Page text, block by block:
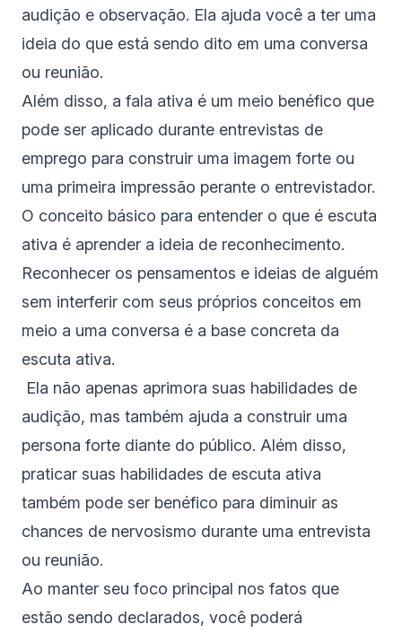
audição e observação. Ela ajuda você a ter uma
ideia do que está sendo dito em uma conversa
ou reunião.
Além disso, a fala ativa é um meio benéfico que
pode ser aplicado durante entrevistas de
emprego para construir uma imagem forte ou
uma primeira impressão perante o entrevistador.
O conceito básico para entender o que é escuta
ativa é aprender a ideia de reconhecimento.
Reconhecer os pensamentos e ideias de alguém
sem interferir com seus próprios conceitos em
meio a uma conversa é a base concreta da
escuta ativa.
Ela não apenas aprimora suas habilidades de
audição, mas também ajuda a construir uma
persona forte diante do público. Além disso,
praticar suas habilidades de escuta ativa
também pode ser benéfico para diminuir as
chances de nervosismo durante uma entrevista
ou reunião.
Ao manter seu foco principal nos fatos que
estão sendo declarados, você poderá